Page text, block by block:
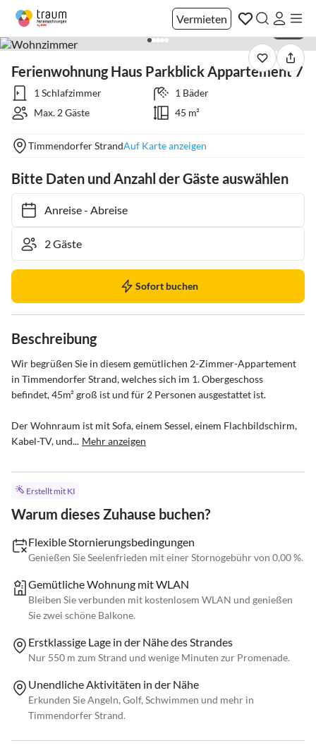
Vermieten
Ferienwohnung Haus Parkblick Appartement 7
1 Schlafzimmer
1 Bäder
Max. 2 Gäste
45 m²
Timmendorfer StrandAuf Karte anzeigen
Bitte Daten und Anzahl der Gäste auswählen
Anreise- Abreise
Sofort buchen
Beschreibung
Wir begrüßen Sie in diesem gemütlichen 2-Zimmer-Appartement
in Timmendorfer Strand, welches sich im 1. Obergeschoss
befindet, 45m² groß ist und für 2 Personen ausgestattet ist.
Der Wohnraum ist mit Sofa, einem Sessel, einem Flachbildschirm,
Kabel-TV, und... Mehr anzeigen
Erstellt mit KI
Warum dieses Zuhause buchen?
Flexible Stornierungsbedingungen
Genießen Sie Seelenfrieden mit einer Stornogebühr von 0,00 %.
Gemütliche Wohnung mit WLAN
Bleiben Sie verbunden mit kostenlosem WLAN und genießen
Sie zwei schöne Balkone.
Erstklassige Lage in der Nähe des Strandes
Nur 550 m zum Strand und wenige Minuten zur Promenade.
Unendliche Aktivitäten in der Nähe
Erkunden Sie Angeln, Golf, Schwimmen und mehr in
Timmendorfer Strand.